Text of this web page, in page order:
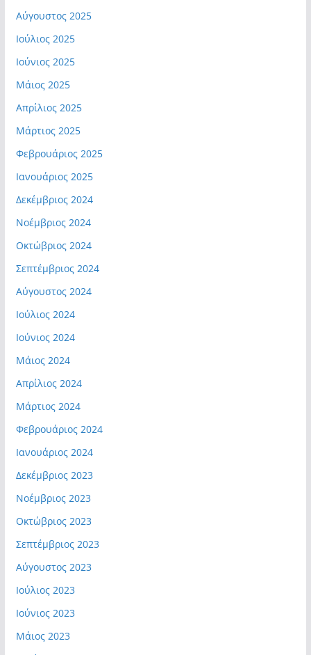
Αύγουστος 2025
Ιούλιος 2025
Ιούνιος 2025
Μάιος 2025
Απρίλιος 2025
Μάρτιος 2025
Φεβρουάριος 2025
Ιανουάριος 2025
Δεκέμβριος 2024
Νοέμβριος 2024
Οκτώβριος 2024
Σεπτέμβριος 2024
Αύγουστος 2024
Ιούλιος 2024
Ιούνιος 2024
Μάιος 2024
Απρίλιος 2024
Μάρτιος 2024
Φεβρουάριος 2024
Ιανουάριος 2024
Δεκέμβριος 2023
Νοέμβριος 2023
Οκτώβριος 2023
Σεπτέμβριος 2023
Αύγουστος 2023
Ιούλιος 2023
Ιούνιος 2023
Μάιος 2023